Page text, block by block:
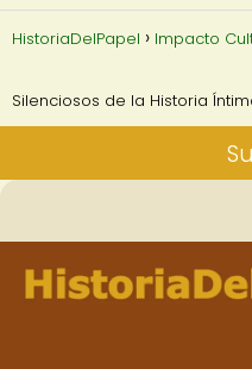
HistoriaDelPapel Impacto
Silenciosos de la Historia